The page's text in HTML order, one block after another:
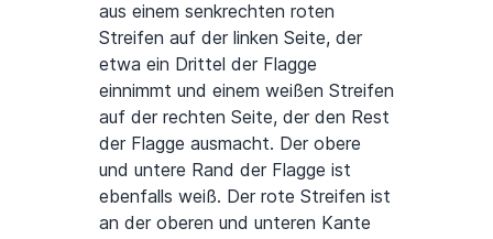
aus einem senkrechten roten
Streifen auf der linken Seite, der
etwa ein Drittel der Flagge
einnimmt und einem weißen Streifen
auf der rechten Seite, der den Rest
der Flagge ausmacht. Der obere
und untere Rand der Flagge ist
ebenfalls weiß. Der rote Streifen ist
an der oberen und unteren Kante